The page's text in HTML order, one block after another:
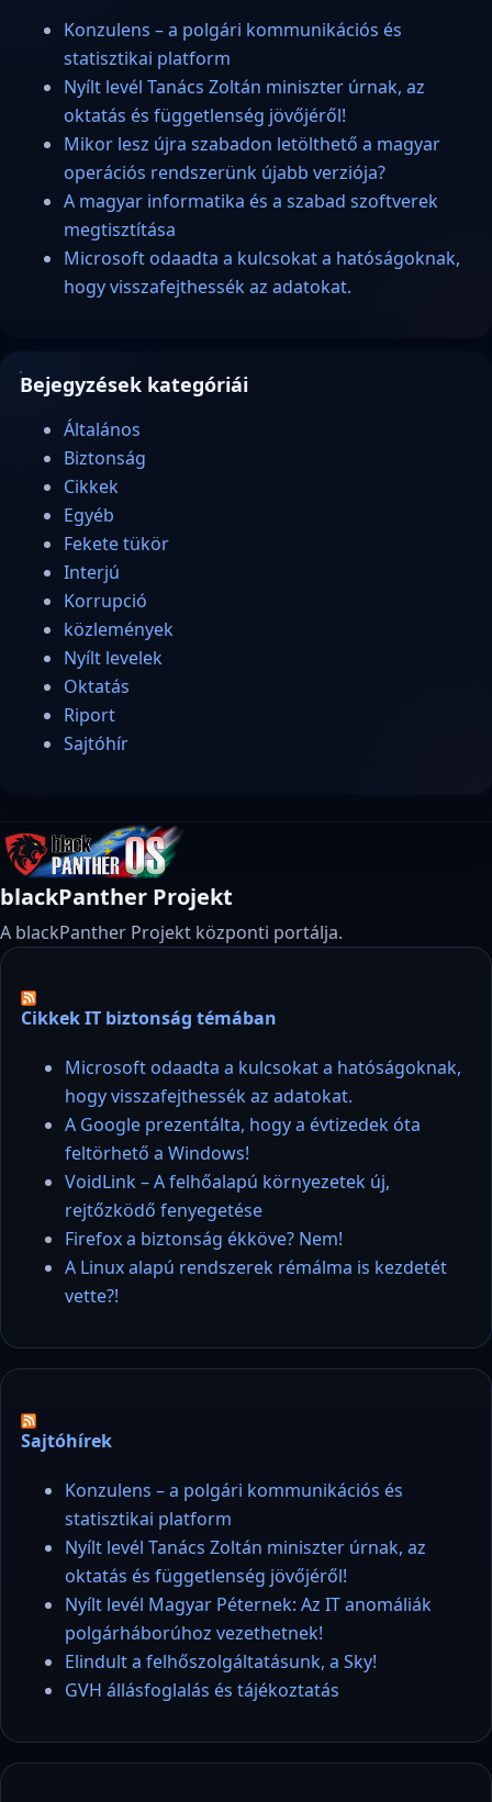
Konzulens – a polgári kommunikációs és
statisztikai platform
Nyílt levél Tanács Zoltán miniszter úrnak, az
oktatás és függetlenség jövőjéről!
Mikor lesz újra szabadon letölthető a magyar
operációs rendszerünk újabb verziója?
A magyar informatika és a szabad szoftverek
megtisztítása
Microsoft odaadta a kulcsokat a hatóságoknak,
hogy visszafejthessék az adatokat.
Bejegyzések kategóriái
Általános
Biztonság
Cikkek
Egyéb
Fekete tükör
Interjú
Korrupció
közlemények
Nyílt levelek
Oktatás
Riport
Sajtóhír
blackPanther Projekt
A blackPanther Projekt központi portálja.
Cikkek IT biztonság témában
Microsoft odaadta a kulcsokat a hatóságoknak,
hogy visszafejthessék az adatokat.
A Google prezentálta, hogy a évtizedek óta
feltörhető a Windows!
VoidLink – A felhőalapú környezetek új,
rejtőzködő fenyegetése
Firefox a biztonság ékköve? Nem!
A Linux alapú rendszerek rémálma is kezdetét
vette?!
Sajtóhírek
Konzulens – a polgári kommunikációs és
statisztikai platform
Nyílt levél Tanács Zoltán miniszter úrnak, az
oktatás és függetlenség jövőjéről!
Nyílt levél Magyar Péternek: Az IT anomáliák
polgárháborúhoz vezethetnek!
Elindult a felhőszolgáltatásunk, a Sky!
GVH állásfoglalás és tájékoztatás